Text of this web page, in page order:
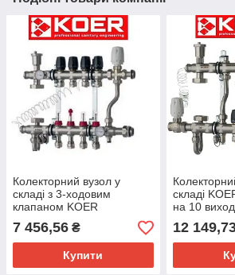
Колекторний вузол у
складі з 3-ходовим
клапаном KOER
KR.S1013-04 на 4 виходи
з неіржавкої сталі з
байпасом
7 456,56 ₴
Купити
складі
на 10
сталі з
12